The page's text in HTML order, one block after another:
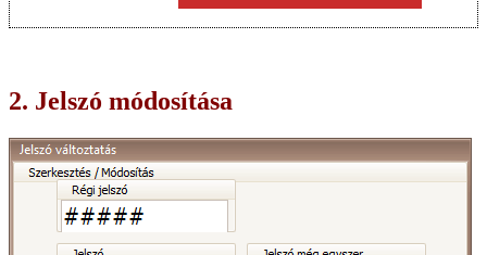
2. Jelszó módosítása